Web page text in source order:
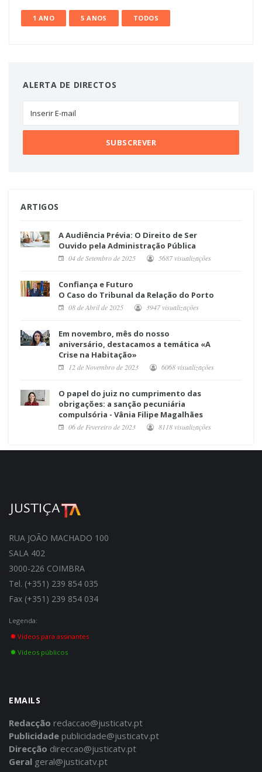
1 ANO 5 ANOS TODOS
ALERTA DE DIRECTOS
ARTIGOS
A Audiência Prévia: O Direito de Ser
Ouvido pela Administração Pública
04 de Setembro de 2025 5687 visualizações
Confiança e Futuro
O Caso do Tribunal da Relação do Porto
08 de Abril de 2025 3947 visualizações
Em novembro, mês do nosso
aniversário, destacamos a temática «A
Crise na Habitação»
12 de Novembro de 2023 6068 visualizações
O papel do juiz no cumprimento das
obrigações: a sanção pecuniária
compulsória - Vânia Filipe Magalhães
06 de Fevereiro de 2023 8118 visualizações
RUA JOÃO MACHADO 100
SALA 402
3000-226 COIMBRA
Tel. (+351) 239 854 035
Fax (+351) 239 854 034
Legenda:
Vídeos para assinantes
Vídeos públicos
EMAILS
Redacção redaccao@justicatv.pt
Publicidade publicidade@justicatv.pt
Direcção direccao@justicatv.pt
Geral geral@justicatv.pt